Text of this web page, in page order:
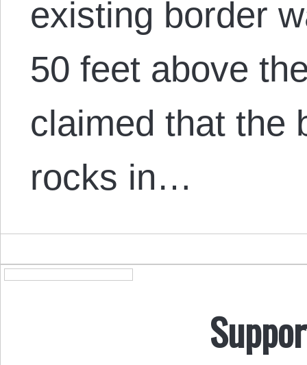
existing border
50 feet above
claimed that the
rocks in…